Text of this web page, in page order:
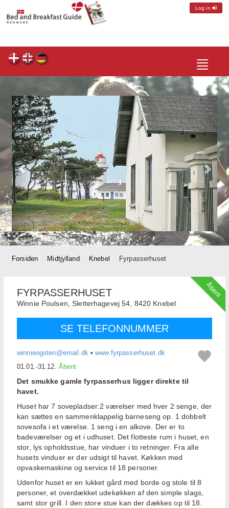
Log in
Toggle
Forsiden Midtjylland Knebel Fyrpasserhuset
Åbent
FYRPASSERHUSET
Winnie Poulsen,Sletterhagevej 54, 8420 Knebel
SE TELEFONNUMMER
winnieogsten@email.dk•www.fyrpasserhuset.dk
01.01.-31.12. Åbent
Det smukke gamle fyrpasserhus ligger direkte til
havet.
Huset har 7 sovepladser:2 værelser med hver 2 senge, der
kan sættes en sammenklappelig barneseng op. 1 dobbelt
sovesofa i et værelse. 1 seng i en alkove. Der er to
badeværelser og et i udhuset. Det flotteste rum i huset, en
stor, lys opholdsstue, har vinduer i to retninger. Fra alle
husets vinduer er der udsigt til havet. Køkken med
opvaskemaskine og service til 18 personer.
Udenfor huset er en lukket gård med borde og stole til 8
personer, et overdækket udekøkken af den simple slags,
samt stor grill. I den store stue kan der dækkes op til 18.